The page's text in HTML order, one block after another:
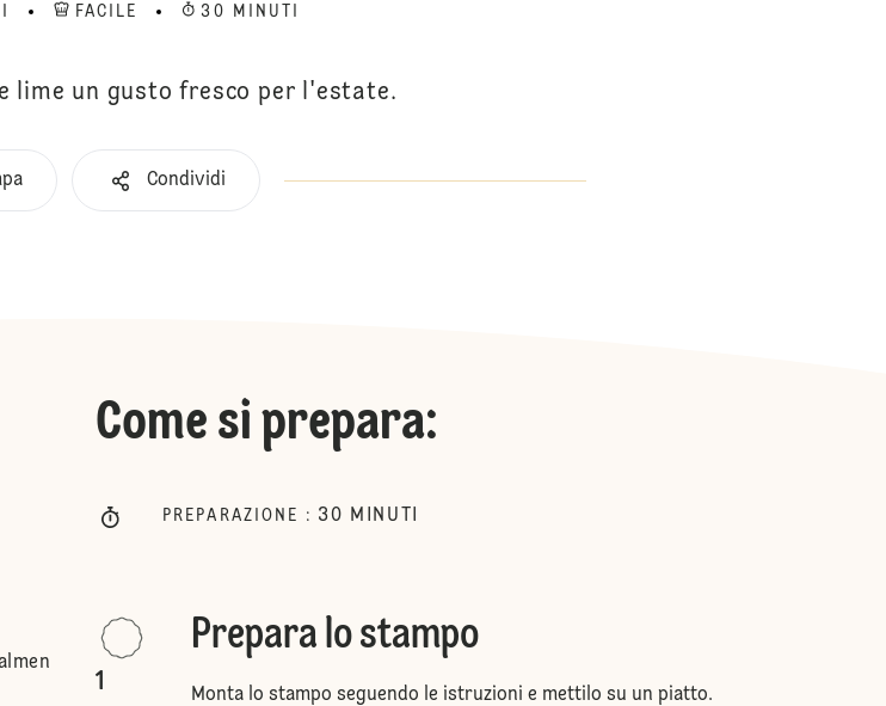
FACILE 30 MINUTI
lime un gusto fresco per l'estate.
Condividi
Come si prepara:
PREPARAZIONE : 30 MINUTI
1
Prepara lo stampo
Monta lo stampo seguendo le istruzioni e mettilo su un piatto.